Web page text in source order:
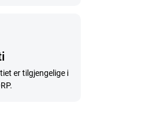
er tilgjengelige i